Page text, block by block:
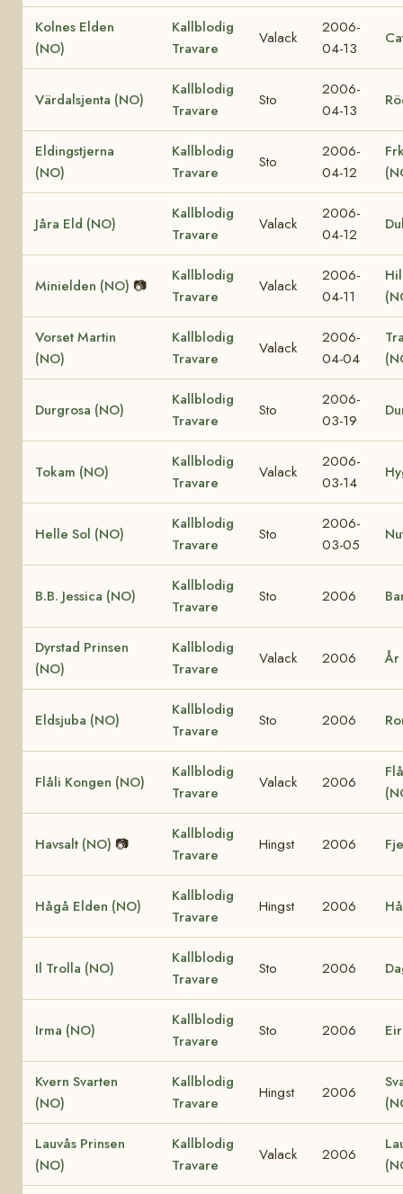
Kolnes Elden
(NO)
Kallblodig
Travare
Valack
2006-
04-13
Värdalsjenta (NO)
Kallblodig
Travare
Sto
2006-
04-13
Eldingstjerna
(NO)
Kallblodig
Travare
Sto
2006-
04-12
Jåra Eld (NO)
Kallblodig
Travare
Valack
2006-
04-12
Minielden (NO) 📷
Kallblodig
Travare
Valack
2006-
04-11
Vorset Martin
(NO)
Kallblodig
Travare
Valack
2006-
04-04
Durgrosa (NO)
Kallblodig
Travare
Sto
2006-
03-19
Tokam (NO)
Kallblodig
Travare
Valack
2006-
03-14
Helle Sol (NO)
Kallblodig
Travare
Sto
2006-
03-05
B.B. Jessica (NO)
Kallblodig
Travare
Sto 2006
Dyrstad Prinsen
(NO)
Kallblodig
Travare
Valack 2006 År
Eldsjuba (NO)
Kallblodig
Travare
Sto 2006
Flåli Kongen (NO)
Kallblodig
Travare
Valack 2006
Havsalt (NO) 📷
Kallblodig
Travare
Hingst 2006
Hågå Elden (NO)
Kallblodig
Travare
Hingst 2006
Il Trolla (NO)
Kallblodig
Travare
Sto 2006
Irma (NO)
Kallblodig
Travare
Sto 2006
Kvern Svarten
(NO)
Kallblodig
Travare
Hingst 2006
Lauvås Prinsen
(NO)
Kallblodig
Travare
Valack 2006